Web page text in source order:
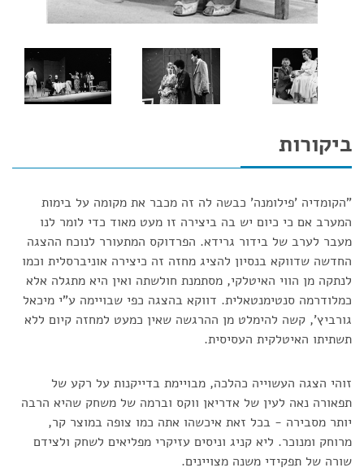
ביקורות
"הקומדיה 'פילומנה' כבשה לה זה מכבר את מקומה על בימות
המערב אם כי כיום יש בה ביצירה זו מעט מאוד כדי לומר לנו
מעבר לערב של בידור גרידא. הפרדוקס המתעורר לנוכח ההצגה
החדשה שדווקא בנסיון להציג מחזה זה כיצירה אוניברסלית וכמו
לנתקה מן הווי האיטלקי, מסתמנת חולשתה ואין היא מתגלה אלא
כמלודרמה סנטימנטאלית. דווקא בהצגה כפי שבויימה ע"י מיכאל
גורביץ', קשה להימלט מן ההרגשה שאין כמעט למחזה קיום ללא
תשתיתו האיטלקית העסיסית.
זוהי הצגה העשוייה כהלכה, מבויימת בדייקנות על רקע של
תפאורה נאה לעין של אדריאן ווקס וברמה של משחק שהיא הרבה
יותר מסבירה - בכל זאת איכשהו אתה כמו צופה במוצר קר,
מרוחק ומנוכר. ליא קניג וניסים עזיקרי מפליאים לשחק ולצידם
שורה של תפקידי משנה מצויינים.